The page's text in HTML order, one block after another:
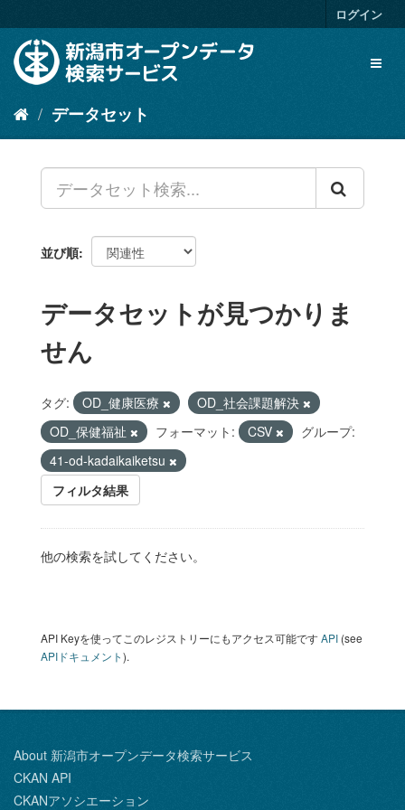
キ
容
ログイン
データセット
並び順
データセットが見つかりま
せん
タグ: OD_健康医療
OD_社会課題解決
OD_保健福祉
フォーマット: CSV
グループ:
41-od-kadaikaiketsu
フィルタ結果
他の検索を試してください。
API Keyを使ってこのレジストリーにもアクセス可能ですAPI (see
APIドキュメント).
About 新潟市オープンデータ検索サービス
CKAN API
CKANアソシエーション